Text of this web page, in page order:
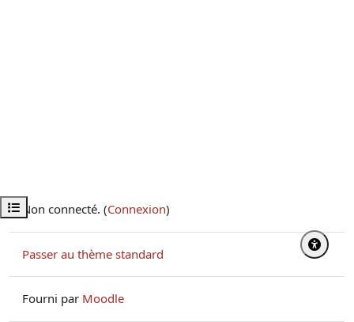
Ouvrir l’index du cours
Non connecté. (Connexion)
Passer au thème standard
Fourni par Moodle